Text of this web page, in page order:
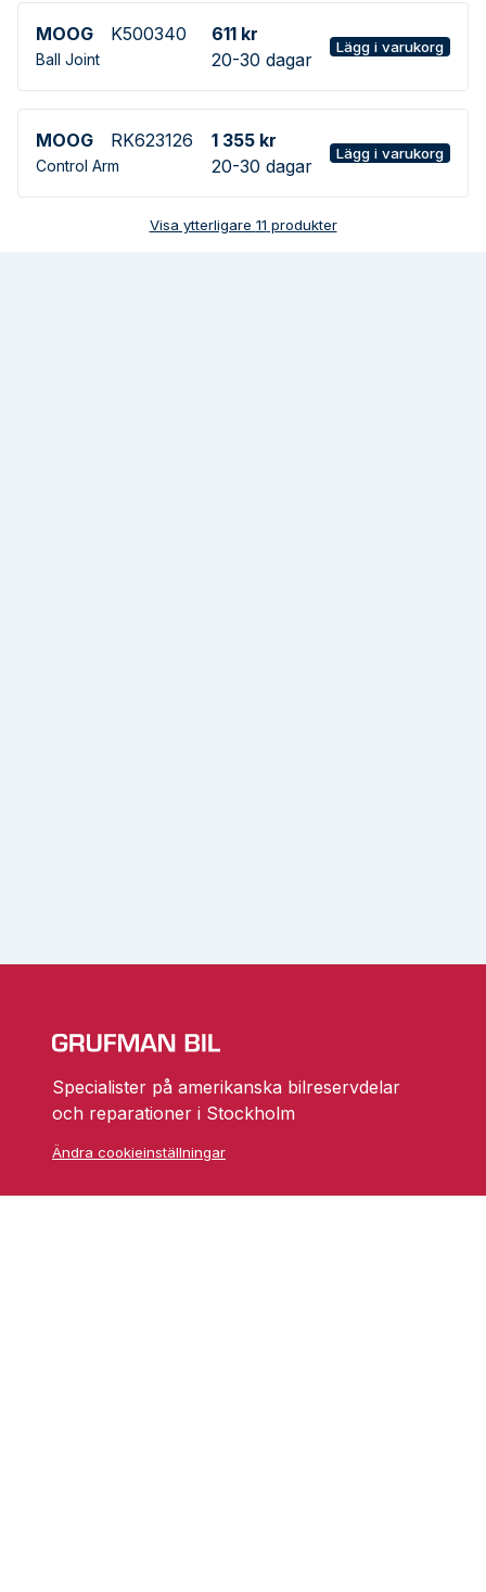
MOOG K500340
Ball Joint
611 kr
20-30 dagar
Lägg i varukorg
MOOG RK623126
Control Arm
1 355 kr
20-30 dagar
Lägg i varukorg
Visa ytterligare 11 produkter
Specialister på amerikanska bilreservdelar
och reparationer i Stockholm
Ändra cookieinställningar